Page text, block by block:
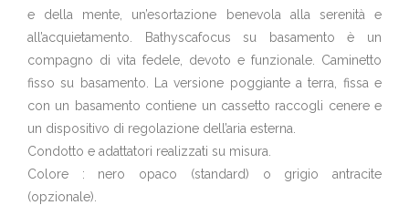
e della mente, un’esortazione benevola alla serenità e
all’acquietamento. Bathyscafocus su basamento è un
compagno di vita fedele, devoto e funzionale. Caminetto
fisso su basamento. La versione poggiante a terra, fissa e
con un basamento contiene un cassetto raccogli cenere e
un dispositivo di regolazione dell’aria esterna.
Condotto e adattatori realizzati su misura.
Colore : nero opaco (standard) o grigio antracite
(opzionale).